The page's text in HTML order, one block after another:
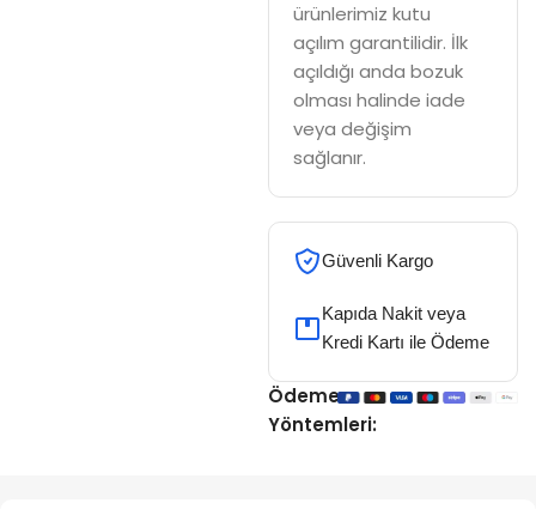
ürünlerimiz kutu
açılım garantilidir. İlk
açıldığı anda bozuk
olması halinde iade
veya değişim
sağlanır.
Güvenli Kargo
Kapıda Nakit veya
Kredi Kartı ile Ödeme
Ödeme
Yöntemleri: